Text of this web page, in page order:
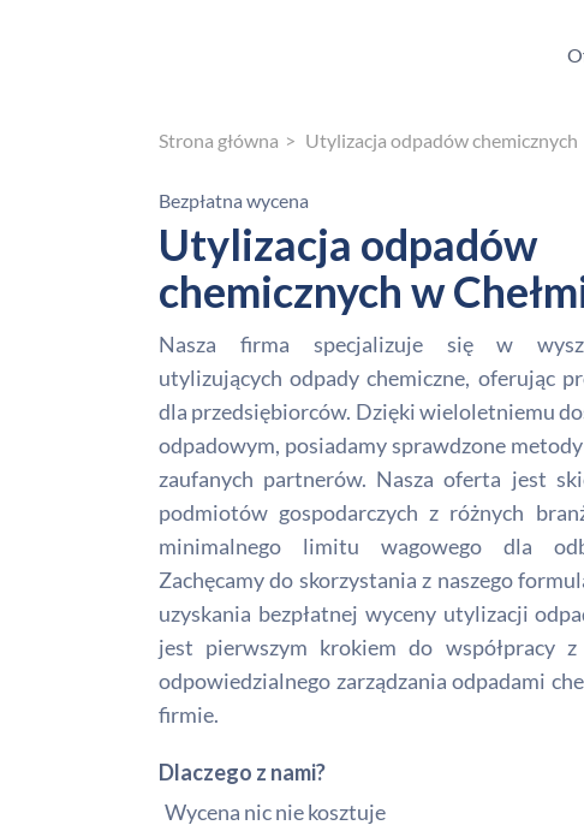
Strona główna Utylizacja odpadów chemicznych
Bezpłatna wycena
Utylizacja odpadów
chemicznych w
Nasza firma specjalizuje się w
utylizujących odpady chemiczne, oferując
dla przedsiębiorców. Dzięki wieloletniemu
odpadowym, posiadamy sprawdzone
zaufanych partnerów. Nasza oferta jest
podmiotów gospodarczych z różnych
minimalnego limitu wagowego dla
Zachęcamy do skorzystania z naszego
uzyskania bezpłatnej wyceny utylizacji
jest pierwszym krokiem do współpracy
odpowiedzialnego zarządzania odpadami
firmie.
Dlaczego z nami?
Wycena nic nie kosztuje